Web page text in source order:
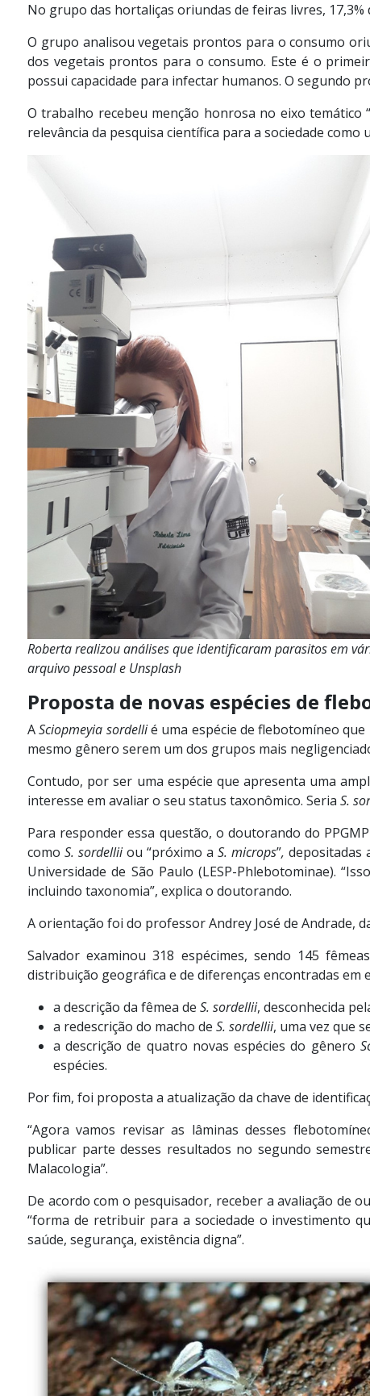
No grupo das hortaliças oriundas de feiras livres,
O grupo analisou vegetais prontos para o consumo
dos vegetais prontos para o consumo. Este é o
possui capacidade para infectar humanos. O segundo
O trabalho recebeu menção honrosa no eixo temático
relevância da pesquisa científica para a sociedade
Roberta realizou análises que identificaram parasitos em
arquivo pessoal e Unsplash
Proposta de novas espécies de
ASciopmeyia sordellié uma espécie de flebotomíneo
mesmo gênero serem um dos grupos mais
Contudo, por ser uma espécie que apresenta uma
interesse em avaliar o seu status taxonômico. Seria S.
Para responder essa questão, o doutorando do
como S. sordelliiou “próximo a S. microps”, depositadas
Universidade de São Paulo (LESP-Phlebotominae).
incluindo taxonomia”, explica o doutorando.
A orientação foi do professor Andrey José de Andrade,
Salvador examinou 318 espécimes, sendo 145
distribuição geográfica e de diferenças encontradas
a descrição da fêmea de S. sordellii, desconhecida
a redescrição do macho de S. sordellii, uma vez que
a descrição de quatro novas espécies do gênero
espécies.
Por fim, foi proposta a atualização da chave de
“Agora vamos revisar as lâminas desses
publicar parte desses resultados no segundo
Malacologia”.
De acordo com o pesquisador, receber a avaliação de
“forma de retribuir para a sociedade o investimento
saúde, segurança, existência digna”.